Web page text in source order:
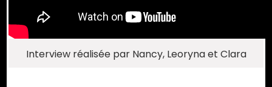
Interview réalisée par Nancy, Leoryna et Clara